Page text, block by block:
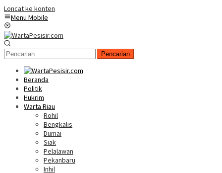
Loncat ke konten
Menu Mobile
Pencarian
Beranda
Politik
Hukrim
Warta Riau
Rohil
Bengkalis
Dumai
Siak
Pelalawan
Pekanbaru
Inhil